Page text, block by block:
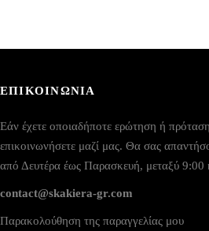
ΕΠΙΚΟΙΝΩΝΙΑ
Εάν έχετε οποιαδήποτε ερώτηση ή
επικοινωνήσετε μαζί μας. Θα σας
από Δευτέρα έως Παρασκευή, μεταξύ 9:00
contact@skakiera-gr.com
Παρακολούθηση της παραγγελίας μου